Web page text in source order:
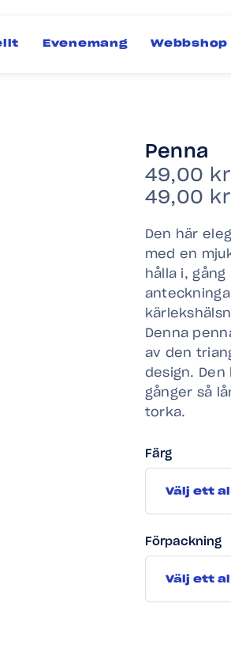
Evenemang Webbshop
Penna
49,00 kr
49,00
Den här
med en
hålla i,
Denna
av den
design.
gånger så
torka.
Färg
Förpackning